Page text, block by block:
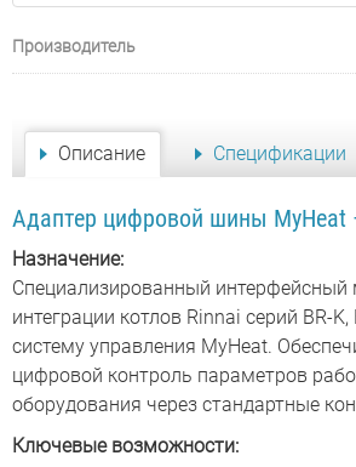
Производитель
Описание Спецификации
Адаптер цифровой шины MyHeat
Назначение:
Специализированный интерфейсный
интеграции котлов Rinnai серий BR-K,
систему управления MyHeat.
цифровой контроль параметров
оборудования через стандартные
Ключевые возможности: